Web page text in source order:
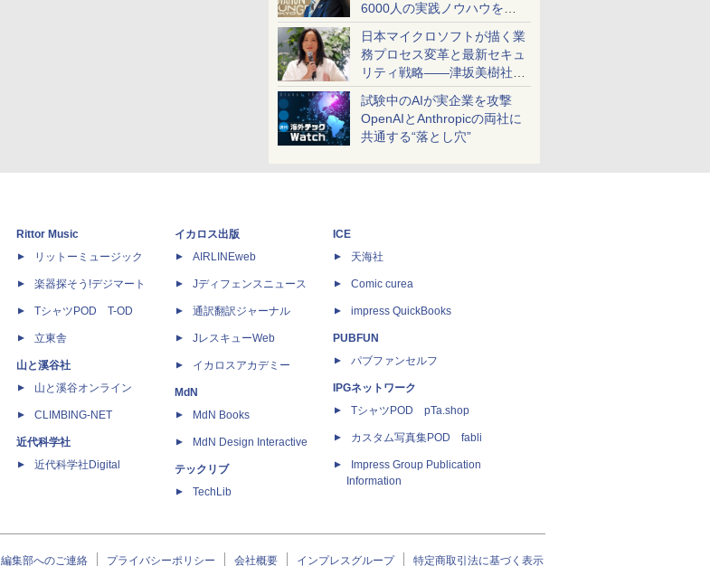
6000人の実践ノウハウを生
かした「AI商談記録 for
RICOH」を展開へ
日本マイクロソフトが描く業
務プロセス変革と最新セキュ
リティ戦略――津坂美樹社長
が2027年度戦略を説明
試験中のAIが実企業を攻撃
OpenAIとAnthropicの両社に
共通する“落とし穴”
Rittor Music
リットーミュージック
楽器探そう!デジマート
TシャツPOD T-OD
立東舎
山と溪谷社
山と溪谷オンライン
CLIMBING-NET
近代科学社
近代科学社Digital
イカロス出版
AIRLINEweb
Jディフェンスニュース
通訳翻訳ジャーナル
JレスキューWeb
イカロスアカデミー
MdN
MdN Books
MdN Design Interactive
テックリブ
TechLib
ICE
天海社
Comic curea
impress QuickBooks
PUBFUN
パブファンセルフ
IPGネットワーク
TシャツPOD pTa.shop
カスタム写真集POD fabli
Impress Group Publication
Information
編集部へのご連絡 プライバシーポリシー 会社概要 インプレスグループ 特定商取引法に基づく表示